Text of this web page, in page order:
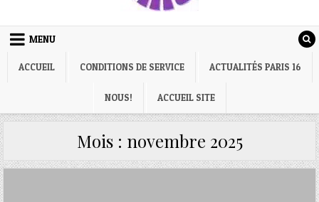
MENU
ACCUEIL CONDITIONS DE SERVICE ACTUALITÉS PARIS 16
NOUS! ACCUEIL SITE
Mois : novembre 2025